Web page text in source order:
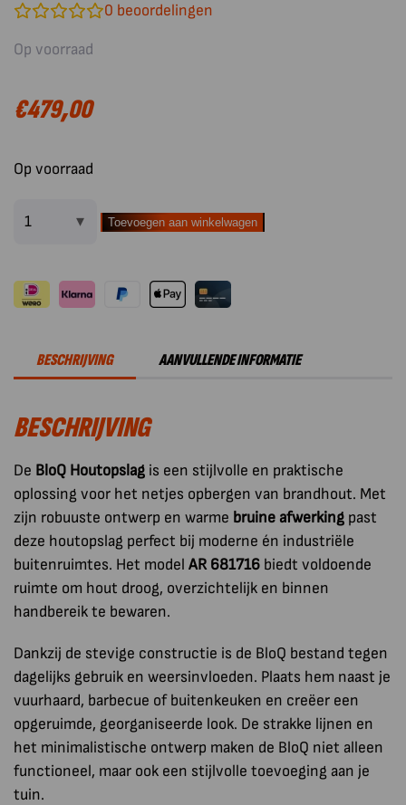
0 beoordelingen
Op voorraad
€479,00
Op voorraad
Artola
Houtopslag
aantal
Toevoegen aan winkelwagen
BESCHRIJVING AANVULLENDE INFORMATIE
BESCHRIJVING
De BloQ Houtopslag is een stijlvolle en praktische
oplossing voor het netjes opbergen van brandhout. Met
zijn robuuste ontwerp en warme bruine afwerking past
deze houtopslag perfect bij moderne én industriële
buitenruimtes. Het model AR 681716 biedt voldoende
ruimte om hout droog, overzichtelijk en binnen
handbereik te bewaren.
Dankzij de stevige constructie is de BloQ bestand tegen
dagelijks gebruik en weersinvloeden. Plaats hem naast je
vuurhaard, barbecue of buitenkeuken en creëer een
opgeruimde, georganiseerde look. De strakke lijnen en
het minimalistische ontwerp maken de BloQ niet alleen
functioneel, maar ook een stijlvolle toevoeging aan je
tuin.